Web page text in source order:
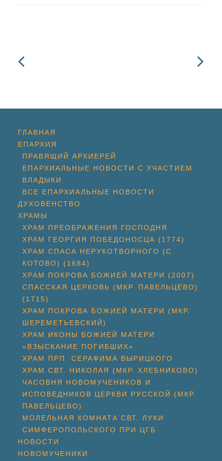
ГЛАВНАЯ
ЕПАРХИЯ
ПРАВЯЩИЙ АРХИЕРЕЙ
ЕПАРХИАЛЬНЫЕ НОВОСТИ С УЧАСТИЕМ
ВЛАДЫКИ
ВСЕ ЕПАРХИАЛЬНЫЕ НОВОСТИ
ДУХОВЕНСТВО
ХРАМЫ
ХРАМ ПРЕОБРАЖЕНИЯ ГОСПОДНЯ
ХРАМ ГЕОРГИЯ ПОБЕДОНОСЦА (1774)
ХРАМ СПАСА НЕРУКОТВОРНОГО (С.
КОТОВО) (1684)
ХРАМ ПОКРОВА БОЖИЕЙ МАТЕРИ (2007)
СПАССКАЯ ЦЕРКОВЬ (МКР. ПАВЕЛЬЦЕВО)
(1715)
ХРАМ ПОКРОВА БОЖИЕЙ МАТЕРИ (МКР.
ШЕРЕМЕТЬЕВСКИЙ)
ХРАМ ИКОНЫ БОЖИЕЙ МАТЕРИ
«ВЗЫСКАНИЕ ПОГИБШИХ»
ХРАМ ПРП. СЕРАФИМА ВЫРИЦКОГО
ХРАМ СВТ. НИКОЛАЯ (МКР. ХЛЕБНИКОВО)
ЧАСОВНЯ НОВОМУЧЕНИКОВ И
ИСПОВЕДНИКОВ ЦЕРКВИ РУССКОЙ (МКР.
ПАВЕЛЬЦЕВО)
МОЛЕЛЬНАЯ КОМНАТА СВТ. ЛУКИ
СИМФЕРОПОЛЬСКОГО ПРИ ЦГБ
НОВОСТИ
НОВОМУЧЕНИКИ